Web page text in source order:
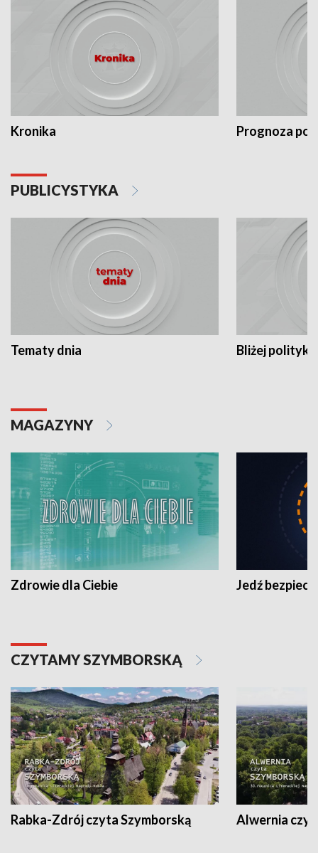
Kronika Prognoza
PUBLICYSTYKA
Tematy dnia Bliżej polityki
MAGAZYNY
Zdrowie dla Ciebie Jedź
CZYTAMY SZYMBORSKĄ
Rabka-Zdrój czyta Szymborską Alwernia